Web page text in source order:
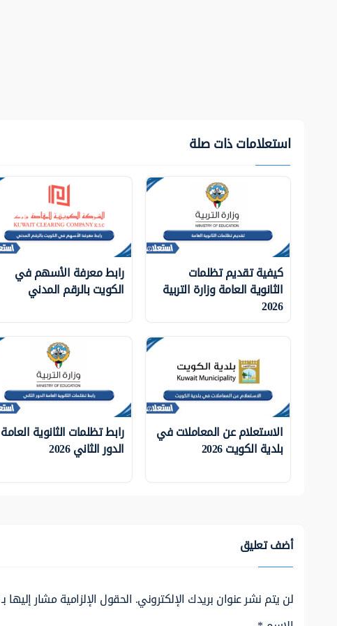
استعلامات ذات صلة
كيفية تقديم تظلمات
الثانوية العامة وزارة التربية
2026
رابط معرفة الأسهم في
الكويت بالرقم المدني
الاستعلام عن المعاملات في
بلدية الكويت 2026
رابط تظلمات الثانوية العامة
الدور الثاني 2026
أضف تعليق
لن يتم نشر عنوان بريدك الإلكتروني. الحقول الإلزامية مشار إليها بـ